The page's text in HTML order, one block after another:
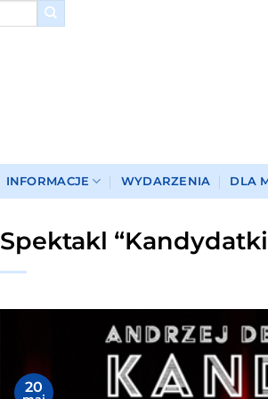
INFORMACJE WYDARZENIA DLA
Spektakl
20